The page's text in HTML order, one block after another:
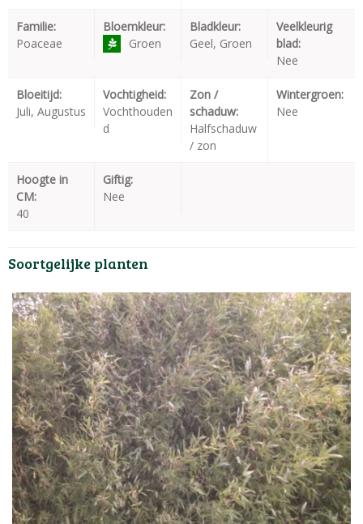
Familie:
Poaceae
Bloemkleur:
Groen
Bladkleur:
Geel, Groen
Veelkleurig
blad:
Nee
Bloeitijd:
Juli, Augustus
Vochtigheid:
Vochthouden
d
Zon /
schaduw:
Halfschaduw
/ zon
Wintergroen:
Nee
Hoogte in
CM:
40
Giftig:
Nee
Soortgelijke planten